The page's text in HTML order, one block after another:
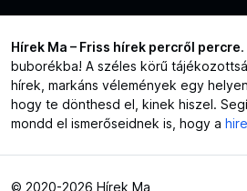
Hírek Ma – Friss hírek percről percre
buborékba! A széles körű
hírek, markáns vélemények egy
hogy te dönthesd el, kinek hiszel.
mondd el ismerőseidnek is, hogy a
© 2020-2026 Hírek Ma